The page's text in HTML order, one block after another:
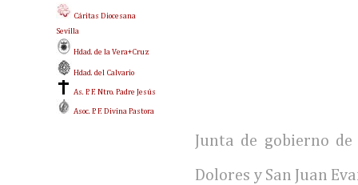
Junta de gobierno
Dolores y San Juan
Cáritas Diocesana
Sevilla
Hdad. de la Vera+Cruz
Hdad. del Calvario
As. P. F. Ntro. Padre Jesús
Asoc. P. F. Divina Pastora